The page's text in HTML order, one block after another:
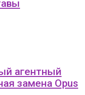
агентный
замена Opus